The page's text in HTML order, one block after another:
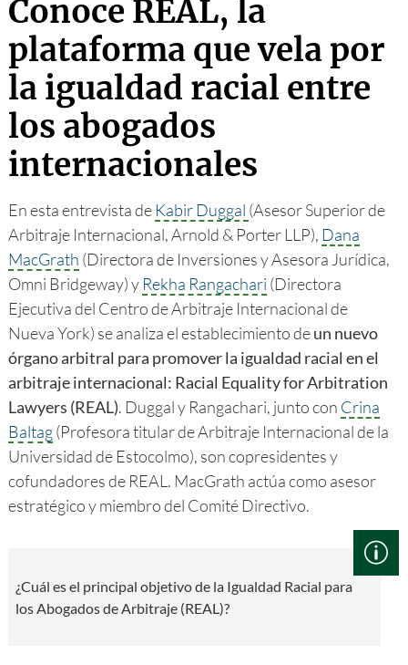
Conoce REAL, la
plataforma que vela por
la igualdad racial entre
los abogados
internacionales
En esta entrevista de Kabir Duggal (Asesor Superior de
Arbitraje Internacional, Arnold & Porter LLP), Dana
MacGrath (Directora de Inversiones y Asesora Jurídica,
Omni Bridgeway) y Rekha Rangachari (Directora
Ejecutiva del Centro de Arbitraje Internacional de
Nueva York) se analiza el establecimiento deun nuevo
órgano arbitral para promover la igualdad racial en el
arbitraje internacional: Racial Equality for Arbitration
Lawyers (REAL). Duggal y Rangachari, junto con Crina
Baltag(Profesora titular de Arbitraje Internacional de la
Universidad de Estocolmo), son copresidentes y
cofundadores de REAL. MacGrath actúa como asesor
estratégico y miembro del Comité Directivo.
¿Cuál es el principal objetivo de la Igualdad Racial para
los Abogados de Arbitraje (REAL)?